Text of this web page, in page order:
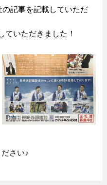
記事を記載していただ
ていただきました！
さい♪